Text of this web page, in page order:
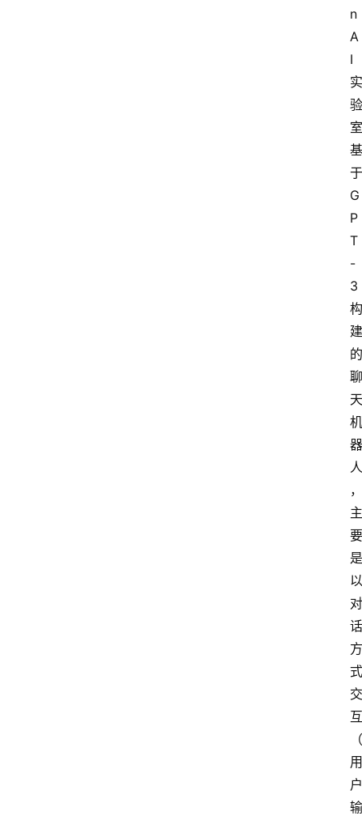
n
A
I
实
验
室
基
于
G
P
T
-
3
构
建
的
聊
天
机
器
人
，
主
要
是
以
对
话
方
式
交
互
（
用
户
输